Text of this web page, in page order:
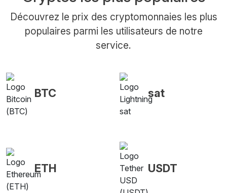
Découvrez le prix des cryptomonnaies les plus
populaires parmi les utilisateurs de notre
service.
BTC sat
ETH USDT